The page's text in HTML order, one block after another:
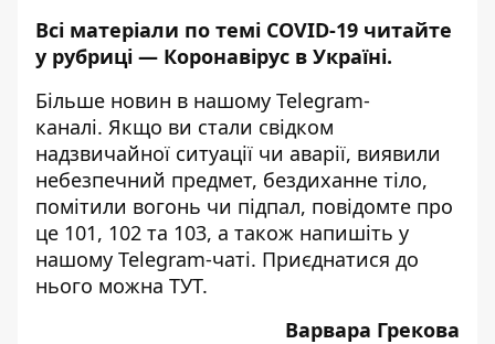
Всі матеріали по темі COVID-19 читайте
у рубриці — Коронавірус в Україні.
Більше новин в нашому Telegram-
каналі. Якщо ви стали свідком
надзвичайної ситуації чи аварії, виявили
небезпечний предмет, бездиханне тіло,
помітили вогонь чи підпал, повідомте про
це 101, 102 та 103, а також напишіть у
нашому Telegram-чаті. Приєднатися до
нього можна ТУТ.
Варвара Грекова